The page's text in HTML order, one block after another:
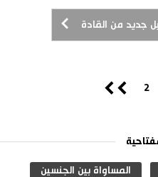
جديد من القادة
2
المساواة بين الجنسين